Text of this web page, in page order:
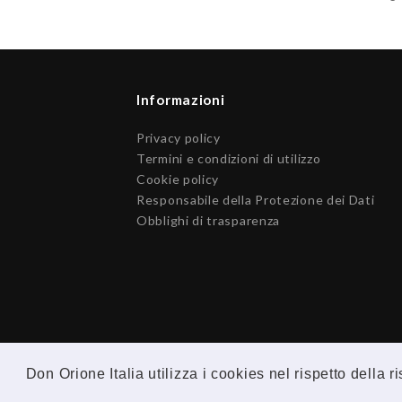
Don Orione Italia utilizza i cookies nel rispetto della
Informazioni
Privacy policy
Termini e condizioni di utilizzo
Cookie policy
Responsabile della Protezione dei Dati
Obblighi di trasparenza